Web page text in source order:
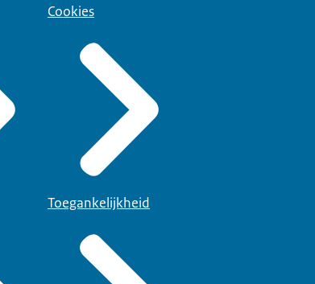
Cookies
Toegankelijkheid